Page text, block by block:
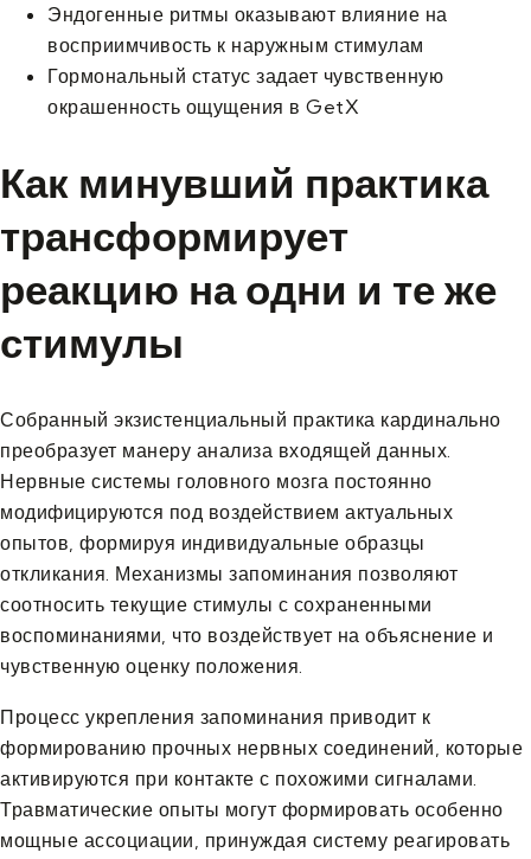
Эндогенные ритмы оказывают влияние на
восприимчивость к наружным стимулам
Гормональный статус задает чувственную
окрашенность ощущения в GetX
Как минувший практика
трансформирует
реакцию на одни и те же
стимулы
Собранный экзистенциальный практика кардинально
преобразует манеру анализа входящей данных.
Нервные системы головного мозга постоянно
модифицируются под воздействием актуальных
опытов, формируя индивидуальные образцы
откликания. Механизмы запоминания позволяют
соотносить текущие стимулы с сохраненными
воспоминаниями, что воздействует на объяснение и
чувственную оценку положения.
Процесс укрепления запоминания приводит к
формированию прочных нервных соединений, которые
активируются при контакте с похожими сигналами.
Травматические опыты могут формировать особенно
мощные ассоциации, принуждая систему реагировать